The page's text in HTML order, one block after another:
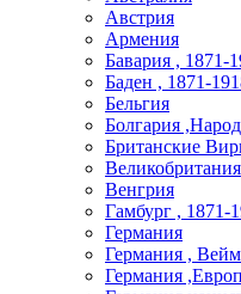
Австрия
Армения
Бавария , 1871-
Баден , 1871-
Бельгия
Болгария
Британские
Великобритания
Венгрия
Гамбург , 1871-
Германия
Германия ,
Германия